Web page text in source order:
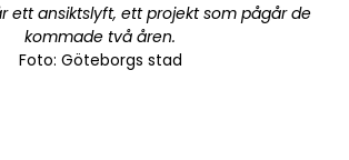
ett ansiktslyft, ett projekt som pågår de
kommade två åren.
Foto: Göteborgs stad